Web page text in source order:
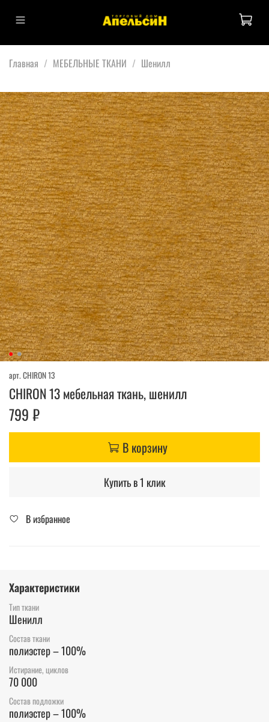
Главная МЕБЕЛЬНЫЕ ТКАНИ Шенилл
арт. CHIRON 13
CHIRON 13 мебельная ткань, шенилл
799 ₽
В корзину
Купить в 1 клик
В избранное
Характеристики
Тип ткани
Шенилл
Состав ткани
полиэстер – 100%
Истирание, циклов
70 000
Состав подложки
полиэстер – 100%